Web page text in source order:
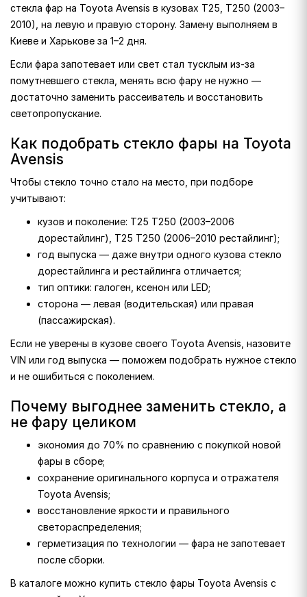
стекла фар на Toyota Avensis в кузовах T25, T250 (2003–
2010), на левую и правую сторону. Замену выполняем в
Киеве и Харькове за 1–2 дня.
Если фара запотевает или свет стал тусклым из-за
помутневшего стекла, менять всю фару не нужно —
достаточно заменить рассеиватель и восстановить
светопропускание.
Как подобрать стекло фары на Toyota
Avensis
Чтобы стекло точно стало на место, при подборе
учитывают:
кузов и поколение: T25 T250 (2003–2006
дорестайлинг), T25 T250 (2006–2010 рестайлинг);
год выпуска — даже внутри одного кузова стекло
дорестайлинга и рестайлинга отличается;
тип оптики: галоген, ксенон или LED;
сторона — левая (водительская) или правая
(пассажирская).
Если не уверены в кузове своего Toyota Avensis, назовите
VIN или год выпуска — поможем подобрать нужное стекло
и не ошибиться с поколением.
Почему выгоднее заменить стекло, а
не фару целиком
экономия до 70% по сравнению с покупкой новой
фары в сборе;
сохранение оригинального корпуса и отражателя
Toyota Avensis;
восстановление яркости и правильного
светораспределения;
герметизация по технологии — фара не запотевает
после сборки.
В каталоге можно купить стекло фары Toyota Avensis с